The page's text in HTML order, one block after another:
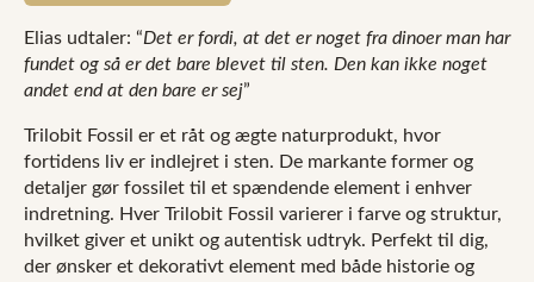
Elias udtaler: “Det er fordi, at det er noget fra dinoer man har
fundet og så er det bare blevet til sten. Den kan ikke noget
andet end at den bare er sej”
Trilobit Fossil er et råt og ægte naturprodukt, hvor
fortidens liv er indlejret i sten. De markante former og
detaljer gør fossilet til et spændende element i enhver
indretning. Hver Trilobit Fossil varierer i farve og struktur,
hvilket giver et unikt og autentisk udtryk. Perfekt til dig,
der ønsker et dekorativt element med både historie og